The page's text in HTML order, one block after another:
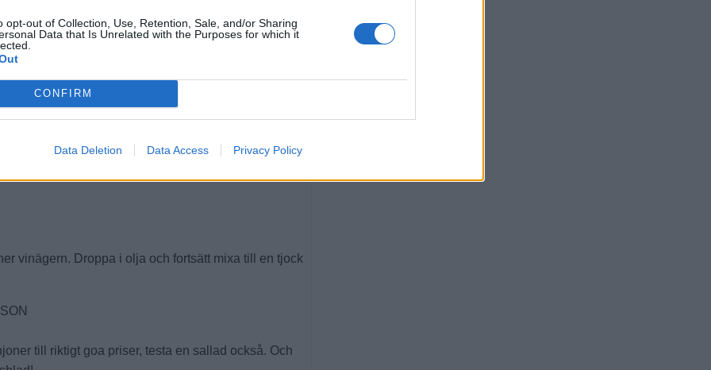
opt-out of Collection, Use, Retention, Sale, and/or Sharing
Data that Is Unrelated with the Purposes for which it
CONFIRM
Data Deletion Data Access Privacy Policy
hacka plistern och lägg i pannan tillsammans med
Rör runt i smöret och krydda med salt och peppar.
en smekning mot gommen, testa en ny variant!
vinägern. Droppa i olja och fortsätt mixa till en tjock
till riktigt goa priser, testa en sallad också. Och